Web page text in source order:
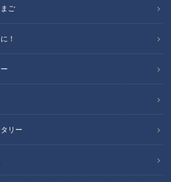
ご
！
リー
という人。
変わっていくのが美しい」という人。
魚園」で行われた即売会。
ー・イギリス・マレーシア・台湾・中
は「錦鯉」だ。
「高級錦鯉」に次々に注文が入る。
出額は年々増加していて今や３５億円
くしては商売は成り立たない」と、成
てを小中学生の時に海外留学に出す。
味もなく大学を出るくらいなら少しで